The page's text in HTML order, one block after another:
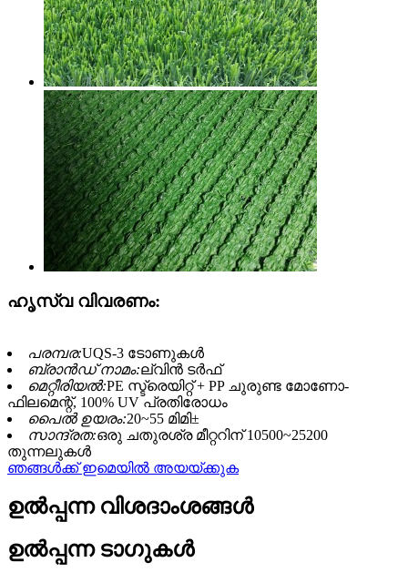
ഹൃസ്വ വിവരണം:
പരമ്പര:UQS-3 ടോണുകൾ
ബ്രാൻഡ് നാമം:ല്വിന്‍ ടര്‍ഫ്
മെറ്റീരിയൽ:PE സ്ട്രെയിറ്റ് + PP ചുരുണ്ട മോണോ-
ഫിലമെന്റ്, 100% UV പ്രതിരോധം
പൈൽ ഉയരം:20~55 മിമി±
സാന്ദ്രത:ഒരു ചതുരശ്ര മീറ്ററിന് 10500~25200
തുന്നലുകൾ
ഞങ്ങൾക്ക് ഇമെയിൽ അയയ്ക്കുക
ഉൽപ്പന്ന വിശദാംശങ്ങൾ
ഉൽപ്പന്ന ടാഗുകൾ